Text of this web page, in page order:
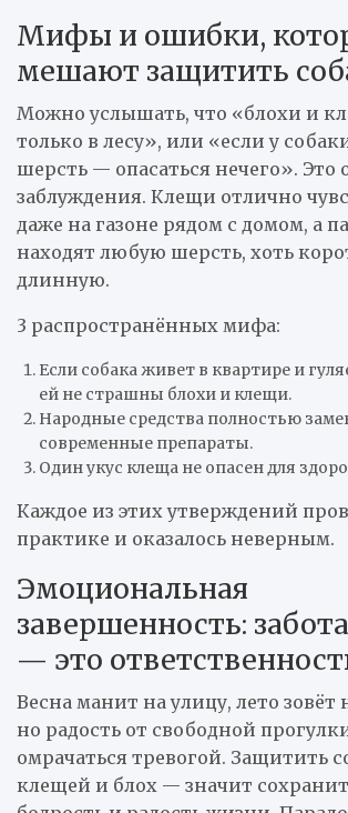
Мифы и ошибки,
мешают защитить
Можно услышать, что «блохи и
только в лесу», или «если у
шерсть — опасаться нечего». Это
заблуждения. Клещи отлично
даже на газоне рядом с домом, а
находят любую шерсть, хоть
длинную.
3 распространённых мифа:
Если собака живет в квартире и
ей не страшны блохи и клещи.
Народные средства полностью
современные препараты.
Один укус клеща не опасен для
Каждое из этих утверждений
практике и оказалось неверным.
Эмоциональная
завершенность:
— это
Весна манит на улицу, лето зовёт
но радость от свободной
омрачаться тревогой. Защитить
клещей и блох — значит